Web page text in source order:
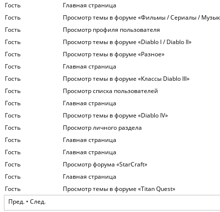
Гость
Главная страница
Гость
Просмотр темы в форуме «Фильмы / Сериалы /
Гость
Просмотр профиля пользователя
Гость
Просмотр темы в форуме «Diablo I / Diablo II»
Гость
Просмотр темы в форуме «Разное»
Гость
Главная страница
Гость
Просмотр темы в форуме «Классы Diablo III»
Гость
Просмотр списка пользователей
Гость
Главная страница
Гость
Просмотр темы в форуме «Diablo IV»
Гость
Просмотр личного раздела
Гость
Главная страница
Гость
Главная страница
Гость
Просмотр форума «StarCraft»
Гость
Главная страница
Гость
Просмотр темы в форуме «Titan Quest»
Пред. • След.